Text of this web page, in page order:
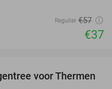
Regulier €57
€37
25%
voor Thermen